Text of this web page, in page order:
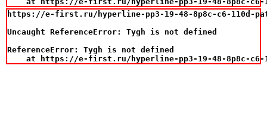
https://e-first.ru/hyperline-pp3-19-48-8p8c-c6-110d-
Uncaught ReferenceError: Tygh is not defined
ReferenceError: Tygh is not defined
at https://e-first.ru/hyperline-pp3-19-48-8p8c-